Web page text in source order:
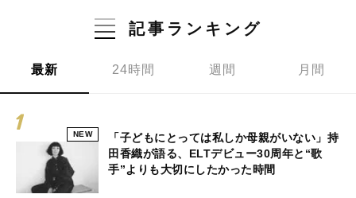
記事ランキング
最新 24時間 週間 月間
NEW
「子どもにとっては私しか母親がいない」持
田香織が語る、ELTデビュー30周年と“歌
手”よりも大切にしたかった時間